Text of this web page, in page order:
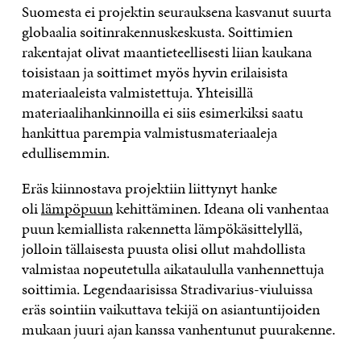
Suomesta ei projektin seurauksena kasvanut suurta
globaalia soitinrakennuskeskusta. Soittimien
rakentajat olivat maantieteellisesti liian kaukana
toisistaan ja soittimet myös hyvin erilaisista
materiaaleista valmistettuja. Yhteisillä
materiaalihankinnoilla ei siis esimerkiksi saatu
hankittua parempia valmistusmateriaaleja
edullisemmin.
Eräs kiinnostava projektiin liittynyt hanke
olilämpöpuunkehittäminen. Ideana oli vanhentaa
puun kemiallista rakennetta lämpökäsittelyllä,
jolloin tällaisesta puusta olisi ollut mahdollista
valmistaa nopeutetulla aikataululla vanhennettuja
soittimia. Legendaarisissa Stradivarius-viuluissa
eräs sointiin vaikuttava tekijä on asiantuntijoiden
mukaan juuri ajan kanssa vanhentunut puurakenne.